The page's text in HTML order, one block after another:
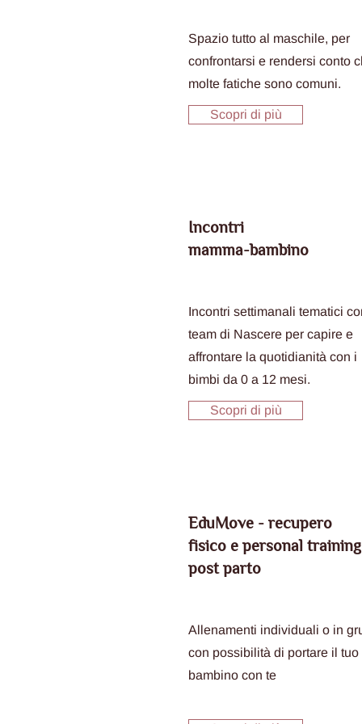
Spazio tutto al maschile, per
confrontarsi e rendersi conto
molte fatiche sono comuni.
Scopri di più
Incontri
mamma-bambino
Incontri settimanali tematici
team di Nascere per capire e
affrontare la quotidianità con i
bimbi da 0 a 12 mesi.
Scopri di più
EduMove - recupero
fisico e personal training
post parto
Allenamenti individuali o in
con possibilità di portare il tuo
bambino con te